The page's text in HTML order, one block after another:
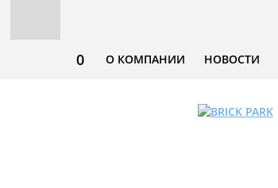
О КОМПАНИИ НОВОСТИ
0